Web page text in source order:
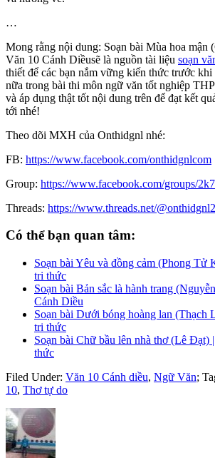
…
Mong rằng nội dung: Soạn bài Mùa hoa mận
Văn 10 Cánh Diềusẽ là nguồn tài liệu soạn
thiết để các bạn nắm vững kiến thức trước
nữa trong bài thi môn ngữ văn tốt nghiệp
và áp dụng thật tốt nội dung trên để đạt kết
tới nhé!
Theo dõi MXH của Onthidgnl nhé:
FB: https://www.facebook.com/onthidgnlcom
Group: https://www.facebook.com/groups/
Threads: https://www.threads.net/
Có thể bạn quan tâm:
Soạn bài Yêu và đồng cảm (Phong Tử
tri thức
Soạn bài Bản sắc là hành trang
Cánh Diều
Soạn bài Dưới bóng hoàng lan (Thạch
tri thức
Soạn bài Chữ bầu lên nhà thơ (Lê Đạt)
thức
Filed Under: Văn 10 Cánh diều, Ngữ Văn;
10, Thơ tự do